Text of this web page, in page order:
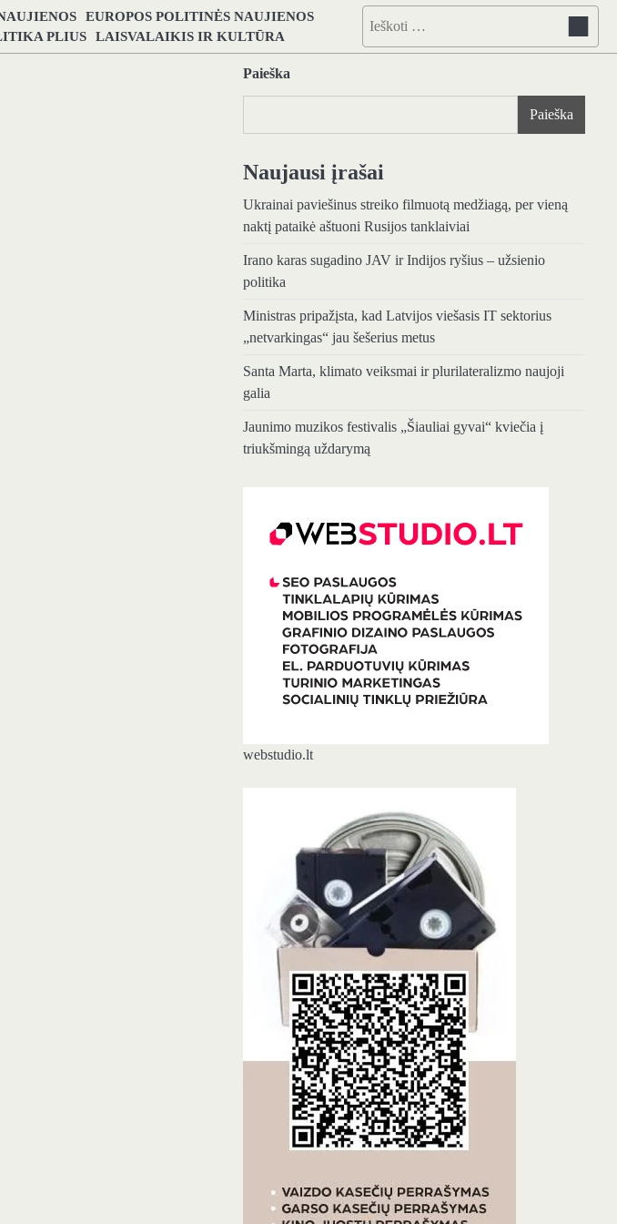
EUROPOS POLITINĖS NAUJIENOS
PLIUS LAISVALAIKIS IR KULTŪRA
Ieškoti:
Paieška
Paieška
Naujausi įrašai
Ukrainai paviešinus streiko filmuotą medžiagą, per vieną
naktį pataikė aštuoni Rusijos tanklaiviai
Irano karas sugadino JAV ir Indijos ryšius – užsienio
politika
Ministras pripažįsta, kad Latvijos viešasis IT sektorius
„netvarkingas“ jau šešerius metus
Santa Marta, klimato veiksmai ir plurilateralizmo naujoji
galia
Jaunimo muzikos festivalis „Šiauliai gyvai“ kviečia į
triukšmingą uždarymą
webstudio.lt